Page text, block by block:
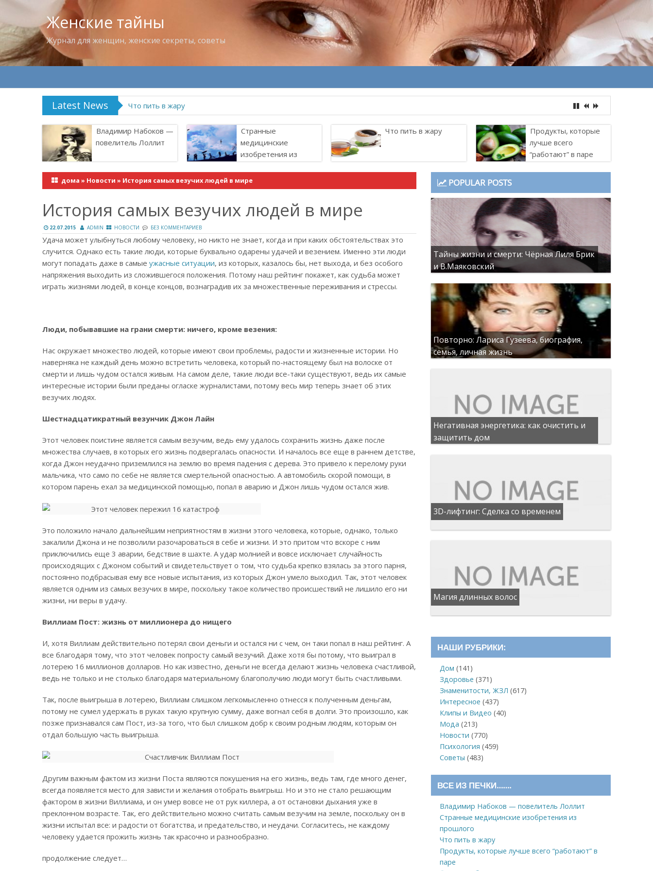
Женские тайны
Журнал для женщин, женские секреты, советы
Latest News Что пить в жару
Владимир Набоков —
повелитель Лоллит
Странные
медицинские
изобретения из
Что пить в жару
Продукты, которые
лучше всего
“работают” в паре
дома » Новости » История самых везучих людей в мире
История самых везучих людей в мире
22.07.2015 ADMIN НОВОСТИ БЕЗ КОММЕНТАРИЕВ
Удача может улыбнуться любому человеку, но никто не знает, когда и при каких обстоятельствах это
случится. Однако есть такие люди, которые буквально одарены удачей и везением. Именно эти люди
могут попадать даже в самые ужасные ситуации, из которых, казалось бы, нет выхода, и без особого
напряжения выходить из сложившегося положения. Потому наш рейтинг покажет, как судьба может
играть жизнями людей, в конце концов, вознаградив их за множественные переживания и стрессы.
Люди, побывавшие на грани смерти: ничего, кроме везения:
Нас окружает множество людей, которые имеют свои проблемы, радости и жизненные истории. Но
наверняка не каждый день можно встретить человека, который по-настоящему был на волоске от
смерти и лишь чудом остался живым. На самом деле, такие люди все-таки существуют, ведь их самые
интересные истории были преданы огласке журналистами, потому весь мир теперь знает об этих
везучих людях.
Шестнадцатикратный везунчик Джон Лайн
Этот человек поистине является самым везучим, ведь ему удалось сохранить жизнь даже после
множества случаев, в которых его жизнь подвергалась опасности. И началось все еще в раннем детстве,
когда Джон неудачно приземлился на землю во время падения с дерева. Это привело к перелому руки
мальчика, что само по себе не является смертельной опасностью. А автомобиль скорой помощи, в
котором парень ехал за медицинской помощью, попал в аварию и Джон лишь чудом остался жив.
Это положило начало дальнейшим неприятностям в жизни этого человека, которые, однако, только
закалили Джона и не позволили разочароваться в себе и жизни. И это притом что вскоре с ним
приключились еще 3 аварии, бедствие в шахте. А удар молнией и вовсе исключает случайность
происходящих с Джоном событий и свидетельствует о том, что судьба крепко взялась за этого парня,
постоянно подбрасывая ему все новые испытания, из которых Джон умело выходил. Так, этот человек
является одним из самых везучих в мире, поскольку такое количество происшествий не лишило его ни
жизни, ни веры в удачу.
Виллиам Пост: жизнь от миллионера до нищего
И, хотя Виллиам действительно потерял свои деньги и остался ни с чем, он таки попал в наш рейтинг. А
все благодаря тому, что этот человек попросту самый везучий. Даже хотя бы потому, что выиграл в
лотерею 16 миллионов долларов. Но как известно, деньги не всегда делают жизнь человека счастливой,
ведь не только и не столько благодаря материальному благополучию люди могут быть счастливыми.
Так, после выигрыша в лотерею, Виллиам слишком легкомысленно отнесся к полученным деньгам,
потому не сумел удержать в руках такую крупную сумму, даже вогнал себя в долги. Это произошло, как
позже признавался сам Пост, из-за того, что был слишком добр к своим родным людям, которым он
отдал большую часть выигрыша.
Другим важным фактом из жизни Поста являются покушения на его жизнь, ведь там, где много денег,
всегда появляется место для зависти и желания отобрать выигрыш. Но и это не стало решающим
фактором в жизни Виллиама, и он умер вовсе не от рук киллера, а от остановки дыхания уже в
преклонном возрасте. Так, его действительно можно считать самым везучим на земле, поскольку он в
жизни испытал все: и радости от богатства, и предательство, и неудачи. Согласитесь, не каждому
человеку удается прожить жизнь так красочно и разнообразно.
продолжение следует…
POPULAR POSTS
Тайны жизни и смерти: Чёрная Лиля Брик
и В.Маяковский
Повторно: Лариса Гузеева, биография,
семья, личная жизнь
Негативная энергетика: как очистить и
защитить дом
3D-лифтинг: Сделка со временем
Магия длинных волос
НАШИ РУБРИКИ:
Дом (141)
Здоровье (371)
Знаменитости, ЖЗЛ (617)
Интересное (437)
Клипы и Видео (40)
Мода (213)
Новости (770)
Психология (459)
Советы (483)
ВСЕ ИЗ ПЕЧКИ…….
Владимир Набоков — повелитель Лоллит
Странные медицинские изобретения из
прошлого
Что пить в жару
Продукты, которые лучше всего “работают” в
паре